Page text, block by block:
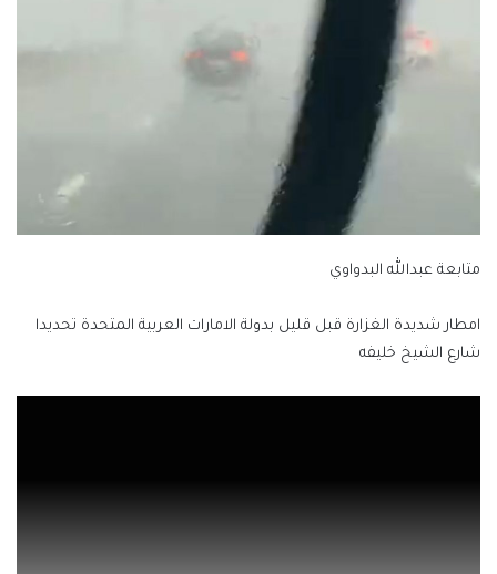
متابعة عبدالله البدواوي
امطار شديدة الغزارة قبل قليل بدولة الامارات العربية المتحدة تحديدا
شارع الشيخ خليفه